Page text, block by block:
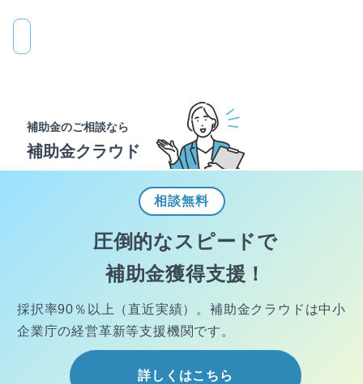
補助金のご相談なら
補助金クラウド
相談無料
圧倒的なスピードで
補助金獲得支援！
採択率90％以上（直近実績）。 補助金クラウドは中小
企業庁の経営革新等支援機関です。
詳しくはこちら